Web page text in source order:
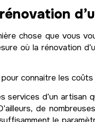
chose que vous
où la rénovation
connaitre les coûts
d’un artisan
de